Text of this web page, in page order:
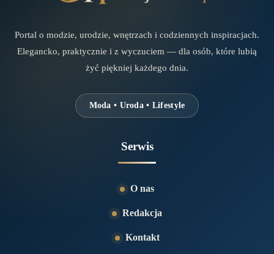
Portal o modzie, urodzie, wnętrzach i codziennych inspiracjach.
Elegancko, praktycznie i z wyczuciem — dla osób, które lubią
żyć piękniej każdego dnia.
Moda • Uroda • Lifestyle
Serwis
O nas
Redakcja
Kontakt